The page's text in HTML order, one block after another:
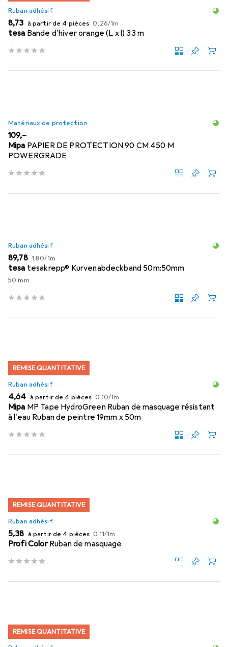
Ruban adhésif
EUR
8,73 à partir de 4 pièces EUR
0,26/1m
tesa Bande d'hiver orange (L x l) 33 m
Matériaux de protection
EUR
109,–
Mipa PAPIER DE PROTECTION 90 CM 450 M
POWERGRADE
Ruban adhésif
EUR
89,78 EUR
1,80/1m
tesa tesakrepp® Kurvenabdeckband 50m:50mm
50 mm
REMISE QUANTITATIVE
Ruban adhésif
EUR
4,64 à partir de 4 pièces EUR
0,10/1m
Mipa MP Tape HydroGreen Ruban de masquage résistant
à l'eau Ruban de peintre 19mm x 50m
REMISE QUANTITATIVE
Ruban adhésif
EUR
5,38 à partir de 4 pièces EUR
0,11/1m
Profi Color Ruban de masquage
REMISE QUANTITATIVE